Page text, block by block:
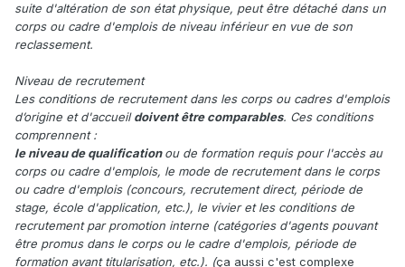
suite d'altération de son état physique, peut être détaché dans un
corps ou cadre d'emplois de niveau inférieur en vue de son
reclassement.
Niveau de recrutement
Les conditions de recrutement dans les corps ou cadres d'emplois
d’origine et d'accueildoivent être comparables. Ces conditions
comprennent :
le niveau de qualificationou de formation requis pour l'accès au
corps ou cadre d'emplois, le mode de recrutement dans le corps
ou cadre d'emplois (concours, recrutement direct, période de
stage, école d'application, etc.), le vivier et les conditions de
recrutement par promotion interne (catégories d'agents pouvant
être promus dans le corps ou le cadre d'emplois, période de
formation avant titularisation, etc.). (ça aussi c'est complexe